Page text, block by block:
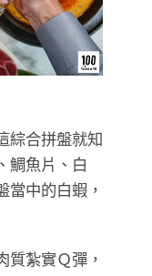
綜合拼盤就知
鯛魚片、白
當中的白蝦，
質紮實Ｑ彈，